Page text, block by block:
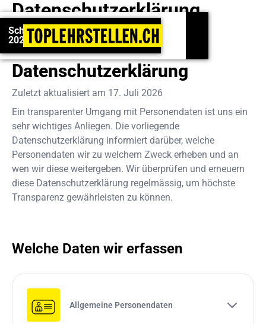
Schweizermeisterschaften 2026: Jetzt anmelden!
Schweizermeisterschaften
2026: Jetzt anmelden!
Datenschutzerklärung
Datenschutzerklärung
Zuletzt aktualisiert am 17. Juli 2026
Ein transparenter Umgang mit Personendaten ist uns ein
sehr wichtiges Anliegen. Die vorliegende
Datenschutzerklärung informiert darüber, welche
Personendaten wir zu welchem Zweck erheben und an
wen wir diese weitergeben. Wir überprüfen und erneuern
diese Datenschutzerklärung regelmässig, um höchste
Transparenz gewährleisten zu können.
Welche Daten wir erfassen
Allgemeine Personendaten